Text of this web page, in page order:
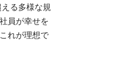
る多様な規
員が幸せを
れが理想で